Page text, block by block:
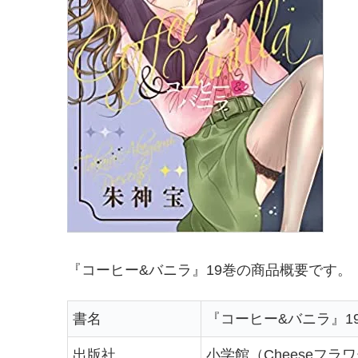
『コーヒー&バニラ』19巻の商品概要です。
書名 『コーヒー&バニラ』
出版社 小学館（Cheeseフラワ